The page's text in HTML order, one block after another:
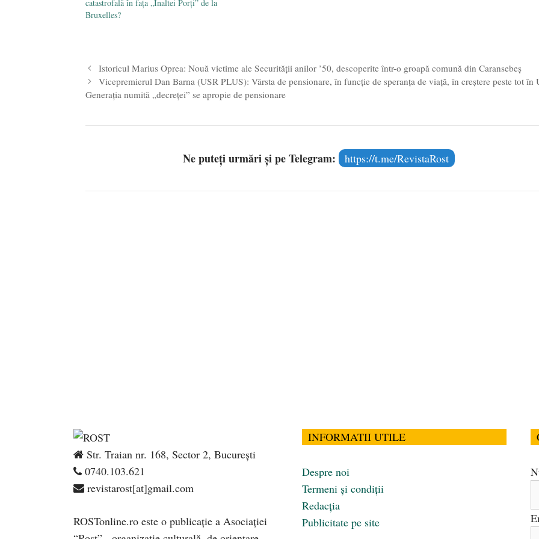
catastrofală în fața „Înaltei Porți” de la
Bruxelles?
Istoricul Marius Oprea: Nouă victime ale Securității anilor ’50, descoperite într-o groapă comună din Caransebeş
Vicepremierul Dan Barna (USR PLUS): Vârsta de pensionare, în funcție de speranța de viață, în creștere peste tot în
Generația numită „decreței” se apropie de pensionare
Ne puteți urmări și pe Telegram: https://t.me/RevistaRost
Str. Traian nr. 168, Sector 2, București
0740.103.621
revistarost[at]gmail.com
ROSTonline.ro este o publicaţie a Asociaţiei
INFORMATII UTILE
Despre noi
Termeni și condiții
Redacția
Publicitate pe site